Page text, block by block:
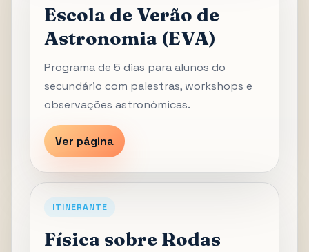
Escola de Verão de
Astronomia (EVA)
Programa de 5 dias para alunos do
secundário com palestras, workshops e
observações astronómicas.
Ver página
ITINERANTE
Física sobre Rodas